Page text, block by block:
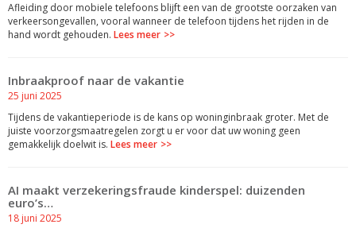
Afleiding door mobiele telefoons blijft een van de grootste oorzaken van
verkeersongevallen, vooral wanneer de telefoon tijdens het rijden in de
hand wordt gehouden. Lees meer
Inbraakproof naar de vakantie
25 juni 2025
Tijdens de vakantieperiode is de kans op woninginbraak groter. Met de
juiste voorzorgsmaatregelen zorgt u er voor dat uw woning geen
gemakkelijk doelwit is. Lees meer
AI maakt verzekeringsfraude kinderspel: duizenden
euro’s…
18 juni 2025